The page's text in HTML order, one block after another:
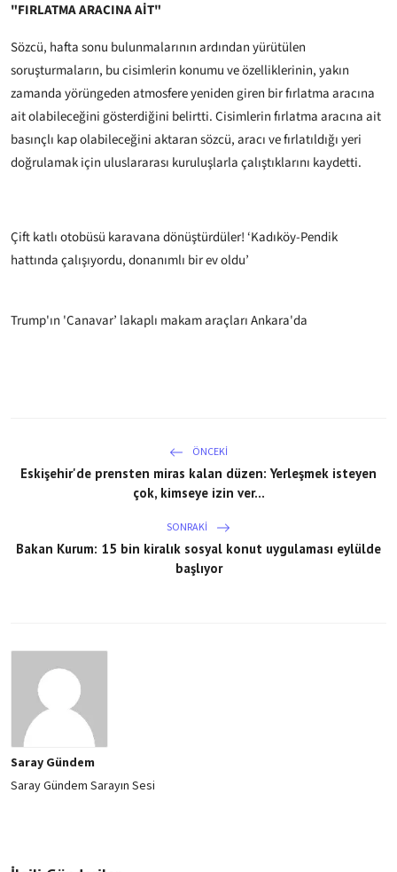
"FIRLATMA ARACINA AİT"
Sözcü, hafta sonu bulunmalarının ardından yürütülen
soruşturmaların, bu cisimlerin konumu ve özelliklerinin, yakın
zamanda yörüngeden atmosfere yeniden giren bir fırlatma aracına
ait olabileceğini gösterdiğini belirtti. Cisimlerin fırlatma aracına ait
basınçlı kap olabileceğini aktaran sözcü, aracı ve fırlatıldığı yeri
doğrulamak için uluslararası kuruluşlarla çalıştıklarını kaydetti.
Çift katlı otobüsü karavana dönüştürdüler! ‘Kadıköy-Pendik
hattında çalışıyordu, donanımlı bir ev oldu’
Trump'ın 'Canavar’ lakaplı makam araçları Ankara'da
ÖNCEKI
Eskişehir'de prensten miras kalan düzen: Yerleşmek isteyen
çok, kimseye izin ver...
SONRAKI
Bakan Kurum: 15 bin kiralık sosyal konut uygulaması eylülde
başlıyor
Saray Gündem
Saray Gündem Sarayın Sesi